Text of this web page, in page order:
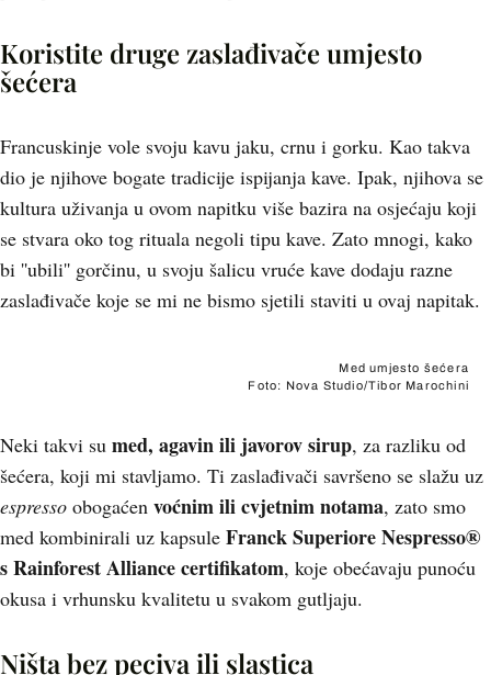
Koristite druge zaslađivače umjesto
šećera
Francuskinje vole svoju kavu jaku, crnu i gorku. Kao takva
dio je njihove bogate tradicije ispijanja kave. Ipak, njihova se
kultura uživanja u ovom napitku više bazira na osjećaju koji
se stvara oko tog rituala negoli tipu kave. Zato mnogi, kako
bi ''ubili'' gorčinu, u svoju šalicu vruće kave dodaju razne
zaslađivače koje se mi ne bismo sjetili staviti u ovaj napitak.
Med umjesto šećera
Foto: Nova Studio/Tibor Marochini
Neki takvi su med, agavin ili javorov sirup, za razliku od
šećera, koji mi stavljamo. Ti zaslađivači savršeno se slažu uz
espresso obogaćen voćnim ili cvjetnim notama, zato smo
med kombinirali uz kapsule Franck Superiore Nespresso®
s Rainforest Alliance certifikatom, koje obećavaju punoću
okusa i vrhunsku kvalitetu u svakom gutljaju.
Ništa bez peciva ili slastica